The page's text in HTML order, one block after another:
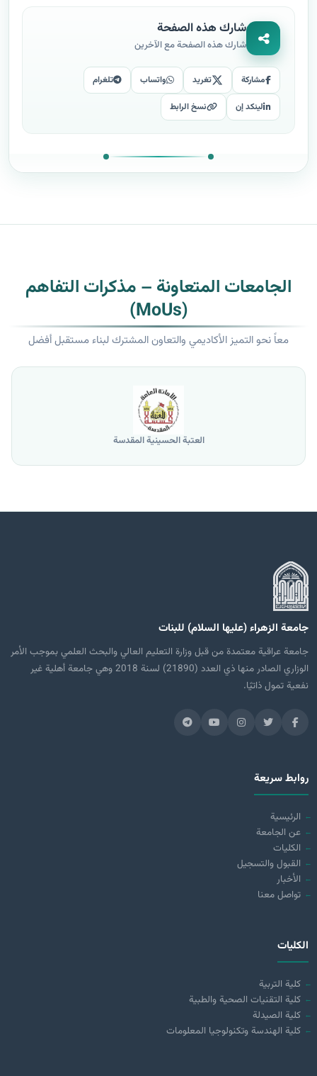
شارك هذه الصفحة
شارك هذه الصفحة مع الآخرين
مشاركة تغريد واتساب تلغرام
لينكد إن نسخ الرابط
الجامعات المتعاونة – مذكرات التفاهم
(MoUs)
معاً نحو التميز الأكاديمي والتعاون المشترك لبناء مستقبل أفضل
العتبة الحسينية المقدسة
جامعة الزهراء (عليها السلام) للبنات
جامعة عراقية معتمدة من قبل وزارة التعليم العالي والبحث العلمي بموجب الأمر
الوزاري الصادر منها ذي العدد (21890) لسنة 2018 وهي جامعة أهلية غير
نفعية تمول ذاتيًا.
روابط سريعة
الرئيسية
عن الجامعة
الكليات
القبول والتسجيل
الأخبار
تواصل معنا
الكليات
كلية التربية
كلية التقنيات الصحية والطبية
كلية الصيدلة
كلية الهندسة وتكنولوجيا المعلومات